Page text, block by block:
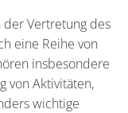
der Vertretung des
eine Reihe von
insbesondere
von Aktivitäten,
wichtige